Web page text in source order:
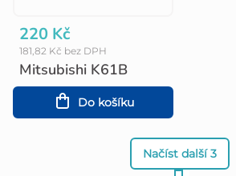
Mitsubishi K61B
181,82 Kč bez DPH
220 Kč
Do košíku
Načíst další 3